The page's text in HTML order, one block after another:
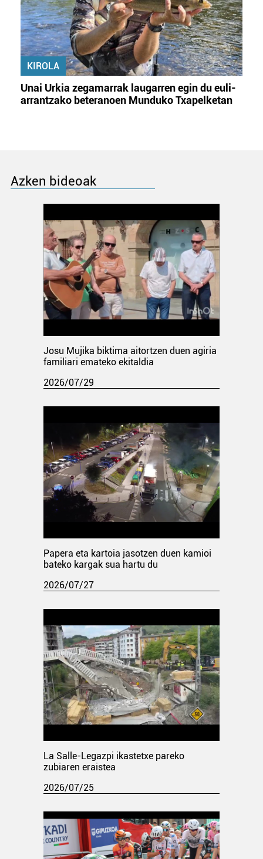
KIROLA
Unai Urkia zegamarrak laugarren egin du euli-
arrantzako beteranoen Munduko Txapelketan
Azken bideoak
Josu Mujika biktima aitortzen duen agiria
familiari emateko ekitaldia
2026/07/29
Papera eta kartoia jasotzen duen kamioi
bateko kargak sua hartu du
2026/07/27
La Salle-Legazpi ikastetxe pareko
zubiaren eraistea
2026/07/25